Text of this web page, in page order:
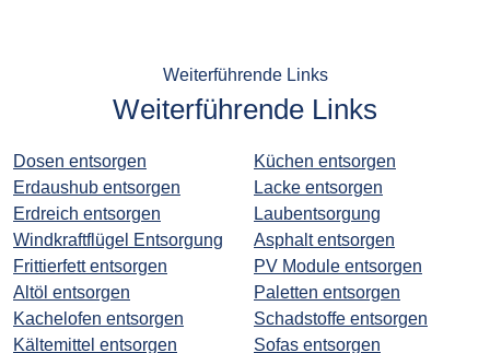
Weiterführende Links
Weiterführende Links
Dosen entsorgen
Erdaushub entsorgen
Erdreich entsorgen
Windkraftflügel Entsorgung
Frittierfett entsorgen
Altöl entsorgen
Kachelofen entsorgen
Kältemittel entsorgen
Küchen entsorgen
Lacke entsorgen
Laubentsorgung
Asphalt entsorgen
PV Module entsorgen
Paletten entsorgen
Schadstoffe entsorgen
Sofas entsorgen